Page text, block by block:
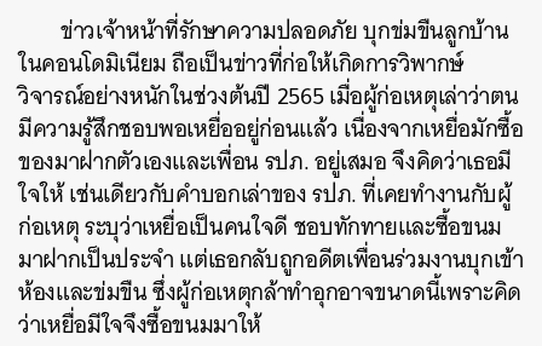
ข่าวเจ้าหน้าที่รักษาความปลอดภัย บุกข่มขืนลูกบ้าน
ในคอนโดมิเนียม ถือเป็นข่าวที่ก่อให้เกิดการวิพากษ์
วิจารณ์อย่างหนักในช่วงต้นปี 2565 เมื่อผู้ก่อเหตุเล่าว่าตน
มีความรู้สึกชอบพอเหยื่ออยู่ก่อนแล้ว เนื่องจากเหยื่อมักซื้อ
ของมาฝากตัวเองและเพื่อน รปภ. อยู่เสมอ จึงคิดว่าเธอมี
ใจให้ เช่นเดียวกับคำบอกเล่าของ รปภ. ที่เคยทำงานกับผู้
ก่อเหตุ ระบุว่าเหยื่อเป็นคนใจดี ชอบทักทายและซื้อขนม
มาฝากเป็นประจำ แต่เธอกลับถูกอดีตเพื่อนร่วมงานบุกเข้า
ห้องและข่มขืน ซึ่งผู้ก่อเหตุกล้าทำอุกอาจขนาดนี้เพราะคิด
ว่าเหยื่อมีใจจึงซื้อขนมมาให้